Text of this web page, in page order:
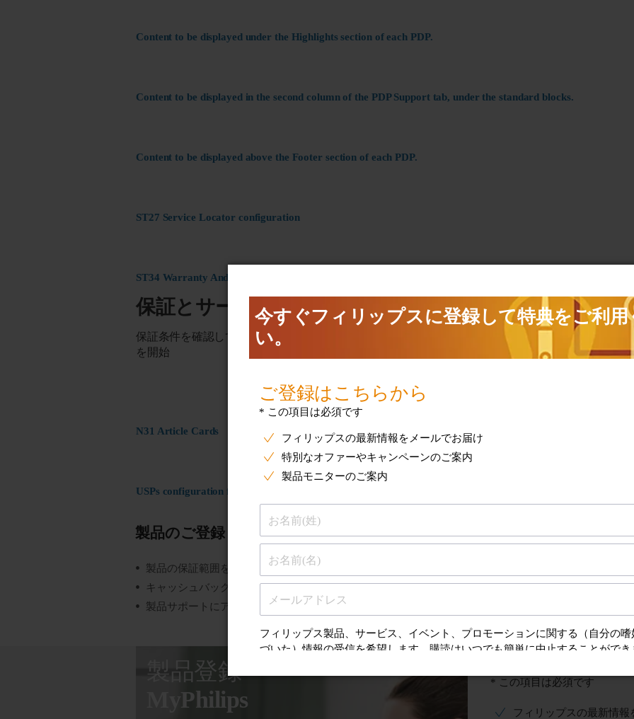
Content to be displayed under the Highlights section of each PDP.
Content to be displayed in the second column of the PDP Support tab, under the standard blocks.
Content to be displayed above the Footer section of each PDP.
ST27 Service Locator configuration
ST34 Warranty And Service
保証とサービス
保証条件を確認して製品の交換または保証
を開始
製品保証を表示
お使いのフィリップス製品の保証条件をご確認
N31 Article Cards
USPs configuration for ST17 Register-now component
製品のご登録
製品の保証範囲を把握する
キャッシュバック、ギフト、特別オファーを受ける
製品サポートにアクセスする
製品登録
MyPhilips
* この項目は必須です
フィリップスの最新情